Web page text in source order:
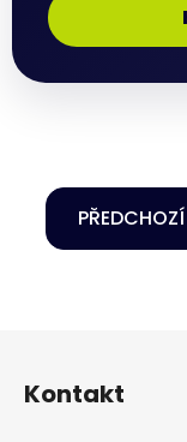
Kontakt